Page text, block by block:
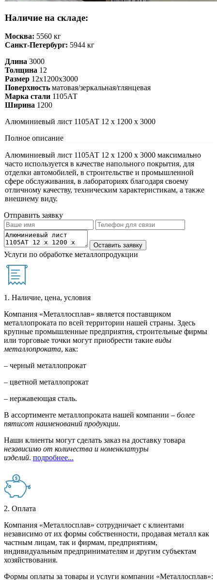
Наличие на складе:
Москва: 5560 кг
Санкт-Петербург: 5944 кг
Длина 3000
Толщина 12
Размер 12х1200х3000
Поверхность матовая/зеркальная/глянцевая
Марка стали 1105АТ
Ширина 1200
Алюминиевый лист 1105АТ 12 х 1200 х 3000
Полное описание
Алюминиевый лист 1105АТ 12 х 1200 х 3000 максимально
часто используется в качестве напольного покрытия, для
отделки автомобилей, в строительстве и промышленной
сфере обслуживания, в лабораториях благодаря своему
отличному качеству, техническим характеристикам, а также
внешнему виду.
Отправить заявку
Услуги по обработке металлопродукции
1. Наличие, цена, условия
Компания «Металлосплав» является поставщиком
металлопроката по всей территории нашей страны. Здесь
крупные промышленные предприятия, строительные фирмы
или торговые точки могут приобрести такие виды
металлопроката, как:
– черный металлопрокат
– цветной металлопрокат
– нержавеющая сталь.
В ассортименте металлопроката нашей компании – более
пятисот наименований продукции.
Наши клиенты могут сделать заказ на доставку товара
независимо от количества и номенклатуры
изделий. подробнее...
2. Оплата
Компания «Металлосплав» сотрудничает с клиентами
независимо от их формы собственности, продавая металл как
частным лицам, так и фирмам, предприятиям,
индивидуальным предпринимателям и другим субъектам
хозяйствования.
Формы оплаты за товары и услуги компании «Металлосплав»: